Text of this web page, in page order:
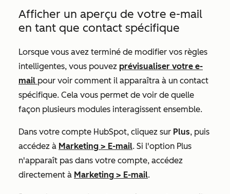
Afficher un aperçu de votre e-mail
en tant que contact spécifique
Lorsque vous avez terminé de modifier vos règles
intelligentes, vous pouvez prévisualiser votre e-
mail pour voir comment il apparaîtra à un contact
spécifique. Cela vous permet de voir de quelle
façon plusieurs modules interagissent ensemble.
Dans votre compte HubSpot, cliquez sur Plus, puis
accédez à Marketing > E-mail. Si l'option Plus
n'apparaît pas dans votre compte, accédez
directement à Marketing > E-mail.